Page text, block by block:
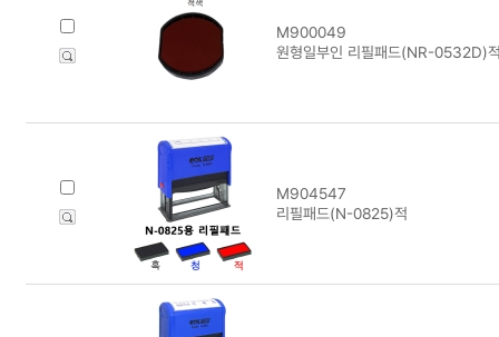
M900049
원형일부인 리필패드(NR-0532D)
M904547
리필패드(N-0825)적